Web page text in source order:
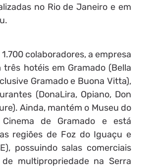
no Rio de Janeiro e em
colaboradores, a empresa
hotéis em Gramado (Bella
Gramado e Buona Vitta),
(DonaLira, Opiano, Don
Ainda, mantém o Museu do
de Gramado e está
regiões de Foz do Iguaçu e
possuindo salas comerciais
multipropriedade na Serra